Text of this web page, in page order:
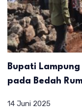
Bupati Lampung
pada Bedah
14 Juni 2025